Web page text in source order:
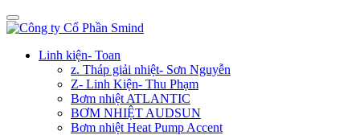
Linh kiện- Toan
z. Tháp giải nhiệt- Sơn Nguyễn
Z- Linh Kiện- Thu Phạm
Bơm nhiệt ATLANTIC
BƠM NHIỆT AUDSUN
Bơm nhiệt Heat Pump Accent